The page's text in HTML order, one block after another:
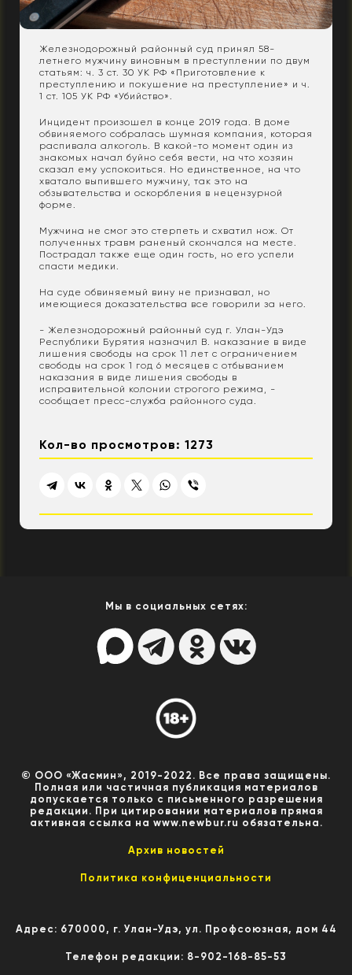
Железнодорожный районный суд принял 58-
летнего мужчину виновным в преступлении по двум
статьям: ч. 3 ст. 30 УК РФ «Приготовление к
преступлению и покушение на преступление» и ч.
1 ст. 105 УК РФ «Убийство».
Инцидент произошел в конце 2019 года. В доме
обвиняемого собралась шумная компания, которая
распивала алкоголь. В какой-то момент один из
знакомых начал буйно себя вести, на что хозяин
сказал ему успокоиться. Но единственное, на что
хватало выпившего мужчину, так это на
обзывательства и оскорбления в нецензурной
форме.
Мужчина не смог это стерпеть и схватил нож. От
полученных травм раненый скончался на месте.
Пострадал также еще один гость, но его успели
спасти медики.
На суде обвиняемый вину не признавал, но
имеющиеся доказательства все говорили за него.
- Железнодорожный районный суд г. Улан-Удэ
Республики Бурятия назначил В. наказание в виде
лишения свободы на срок 11 лет с ограничением
свободы на срок 1 год 6 месяцев с отбыванием
наказания в виде лишения свободы в
исправительной колонии строгого режима, -
сообщает пресс-служба районного суда.
Кол-во просмотров: 1273
Мы в социальных сетях:
© ООО «Жасмин», 2019-2022. Все права защищены.
Полная или частичная публикация материалов
допускается только с письменного разрешения
редакции. При цитировании материалов прямая
активная ссылка на www.newbur.ru обязательна.
Архив новостей
Политика конфиценциальности
Адрес: 670000, г. Улан-Удэ, ул. Профсоюзная, дом 44
Телефон редакции: 8-902-168-85-53